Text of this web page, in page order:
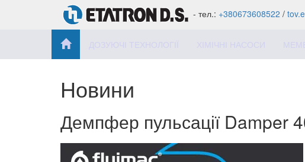
- тел.: +380673608522 /
Новини
Демпфер пульсації Damper